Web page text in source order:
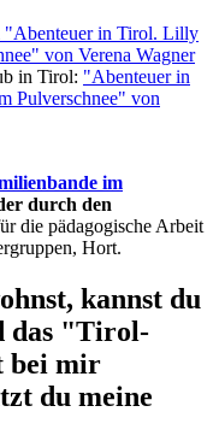
in Tirol: "Abenteuer in
Pulverschnee" von
im
durch den
die pädagogische Arbeit
Hort.
kannst du
das "Tirol-
bei mir
du meine